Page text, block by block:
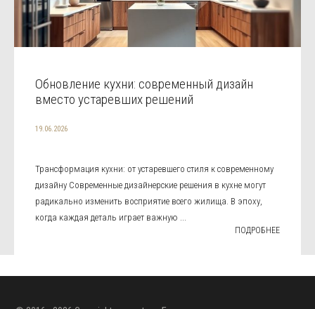
Обновление кухни: современный дизайн
вместо устаревших решений
19.06.2026
Трансформация кухни: от устаревшего стиля к современному
дизайну Современные дизайнерские решения в кухне могут
радикально изменить восприятие всего жилища. В эпоху,
когда каждая деталь играет важную ...
ПОДРОБНЕЕ